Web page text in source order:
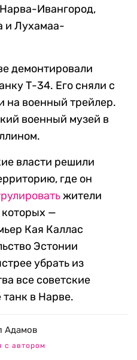
Ивангород,
и Лухамаа-
демонтировали
Т-34. Его сняли с
на военный трейлер.
военный музей в
власти решили
где он
жители
—
Кая Каллас
Эстонии
убрать из
все советские
в Нарве.
Адамов
с автором